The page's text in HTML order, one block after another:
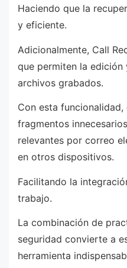
Haciendo que la
y eficiente.
Adicionalmente, Call
que permiten la
archivos grabados.
Con esta
fragmentos
relevantes por correo
en otros dispositivos.
Facilitando la
trabajo.
La combinación de
seguridad convierte a
herramienta